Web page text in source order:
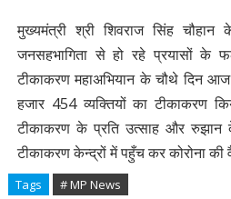
मुख्यमंत्री श्री शिवराज सिंह
जनसहभागिता से हो रहे प्रयासों के
टीकाकरण महाअभियान के चौथे दिन
हजार 454 व्यक्तियों का टीकाकरण
टीकाकरण के प्रति उत्साह और रुझान
टीकाकरण केन्द्रों में पहुँच कर कोरोना की
Tags # MP News